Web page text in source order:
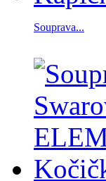
Souprava...